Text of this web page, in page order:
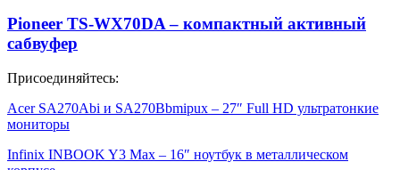
Pioneer TS-WX70DA – компактный активный
сабвуфер
Присоединяйтесь:
Acer SA270Abi и SA270Bbmipux – 27″ Full HD ультратонкие
мониторы
Infinix INBOOK Y3 Max – 16″ ноутбук в металлическом